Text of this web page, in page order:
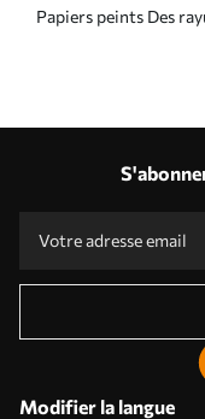
Papiers peints Des
Modifier la langue